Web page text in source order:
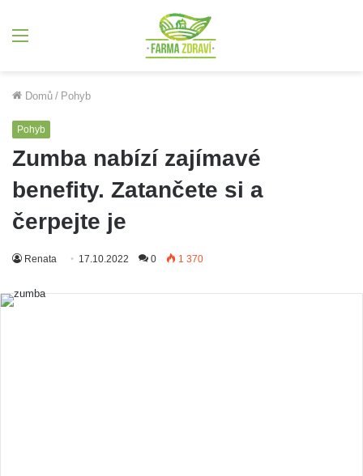
Domů / Pohyb
Pohyb
Zumba nabízí zajímavé
benefity. Zatančete si a
čerpejte je
Renata 17.10.2022 0 1 370